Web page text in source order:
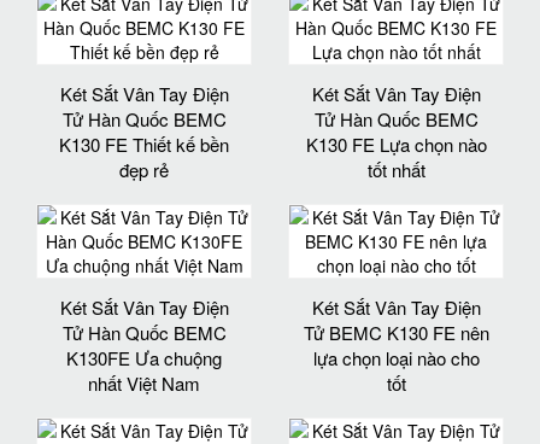
Két Sắt Vân Tay Điện
Tử Hàn Quốc BEMC
K130 FE Thiết kế bền
đẹp rẻ
Két Sắt Vân Tay Điện
Tử Hàn Quốc BEMC
K130 FE Lựa chọn nào
tốt nhất
Két Sắt Vân Tay Điện
Tử Hàn Quốc BEMC
K130FE Ưa chuộng
nhất Việt Nam
Két Sắt Vân Tay Điện
Tử BEMC K130 FE nên
lựa chọn loại nào cho
tốt